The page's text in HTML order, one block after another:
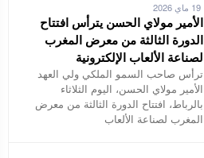
19 ماي 2026
الأمير مولاي الحسن يترأس افتتاح
الدورة الثالثة من معرض المغرب
لصناعة الألعاب الإلكترونية
ترأس صاحب السمو الملكي ولي العهد
الأمير مولاي الحسن، اليوم الثلاثاء
بالرباط، افتتاح الدورة الثالثة من معرض
المغرب لصناعة الألعاب